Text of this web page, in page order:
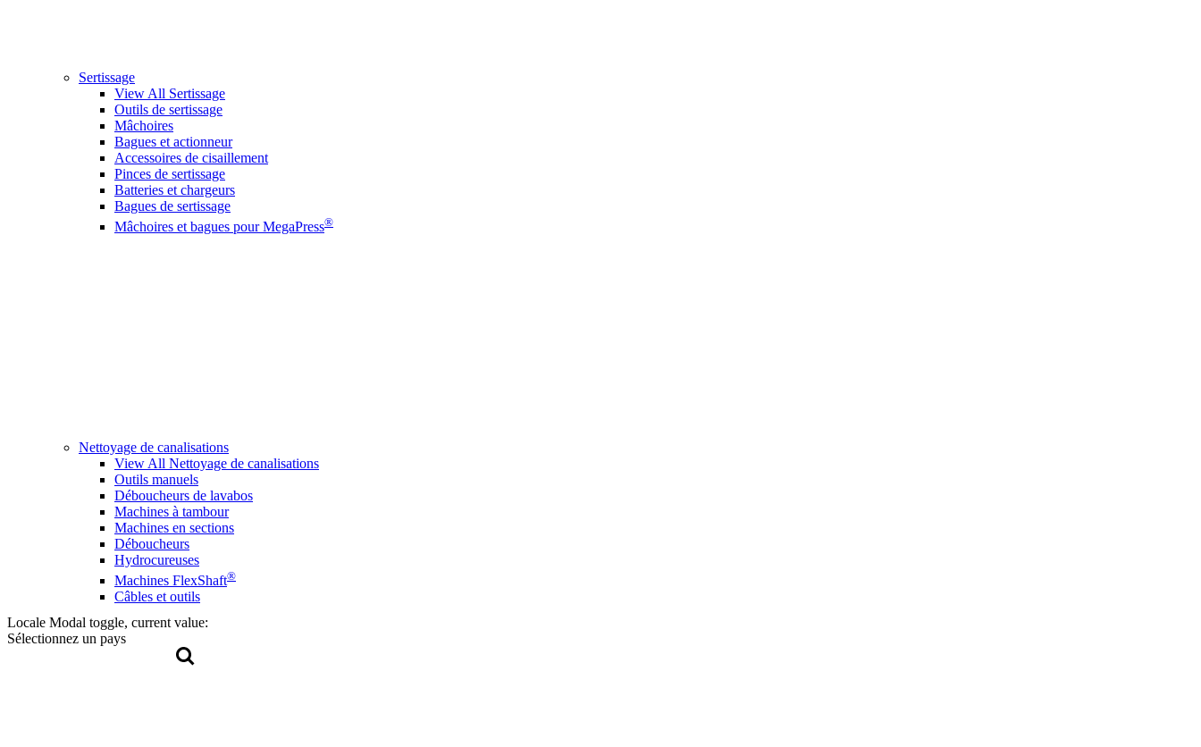
Locale Modal toggle, current value:
Sélectionnez un pays
Sertissage
View All Sertissage
Outils de sertissage
Mâchoires
Bagues et actionneur
Accessoires de cisaillement
Pinces de sertissage
Batteries et chargeurs
Bagues de sertissage
Mâchoires et bagues pour MegaPress®
Nettoyage de canalisations
View All Nettoyage de canalisations
Outils manuels
Déboucheurs de lavabos
Machines à tambour
Machines en sections
Déboucheurs
Hydrocureuses
Machines FlexShaft®
Câbles et outils